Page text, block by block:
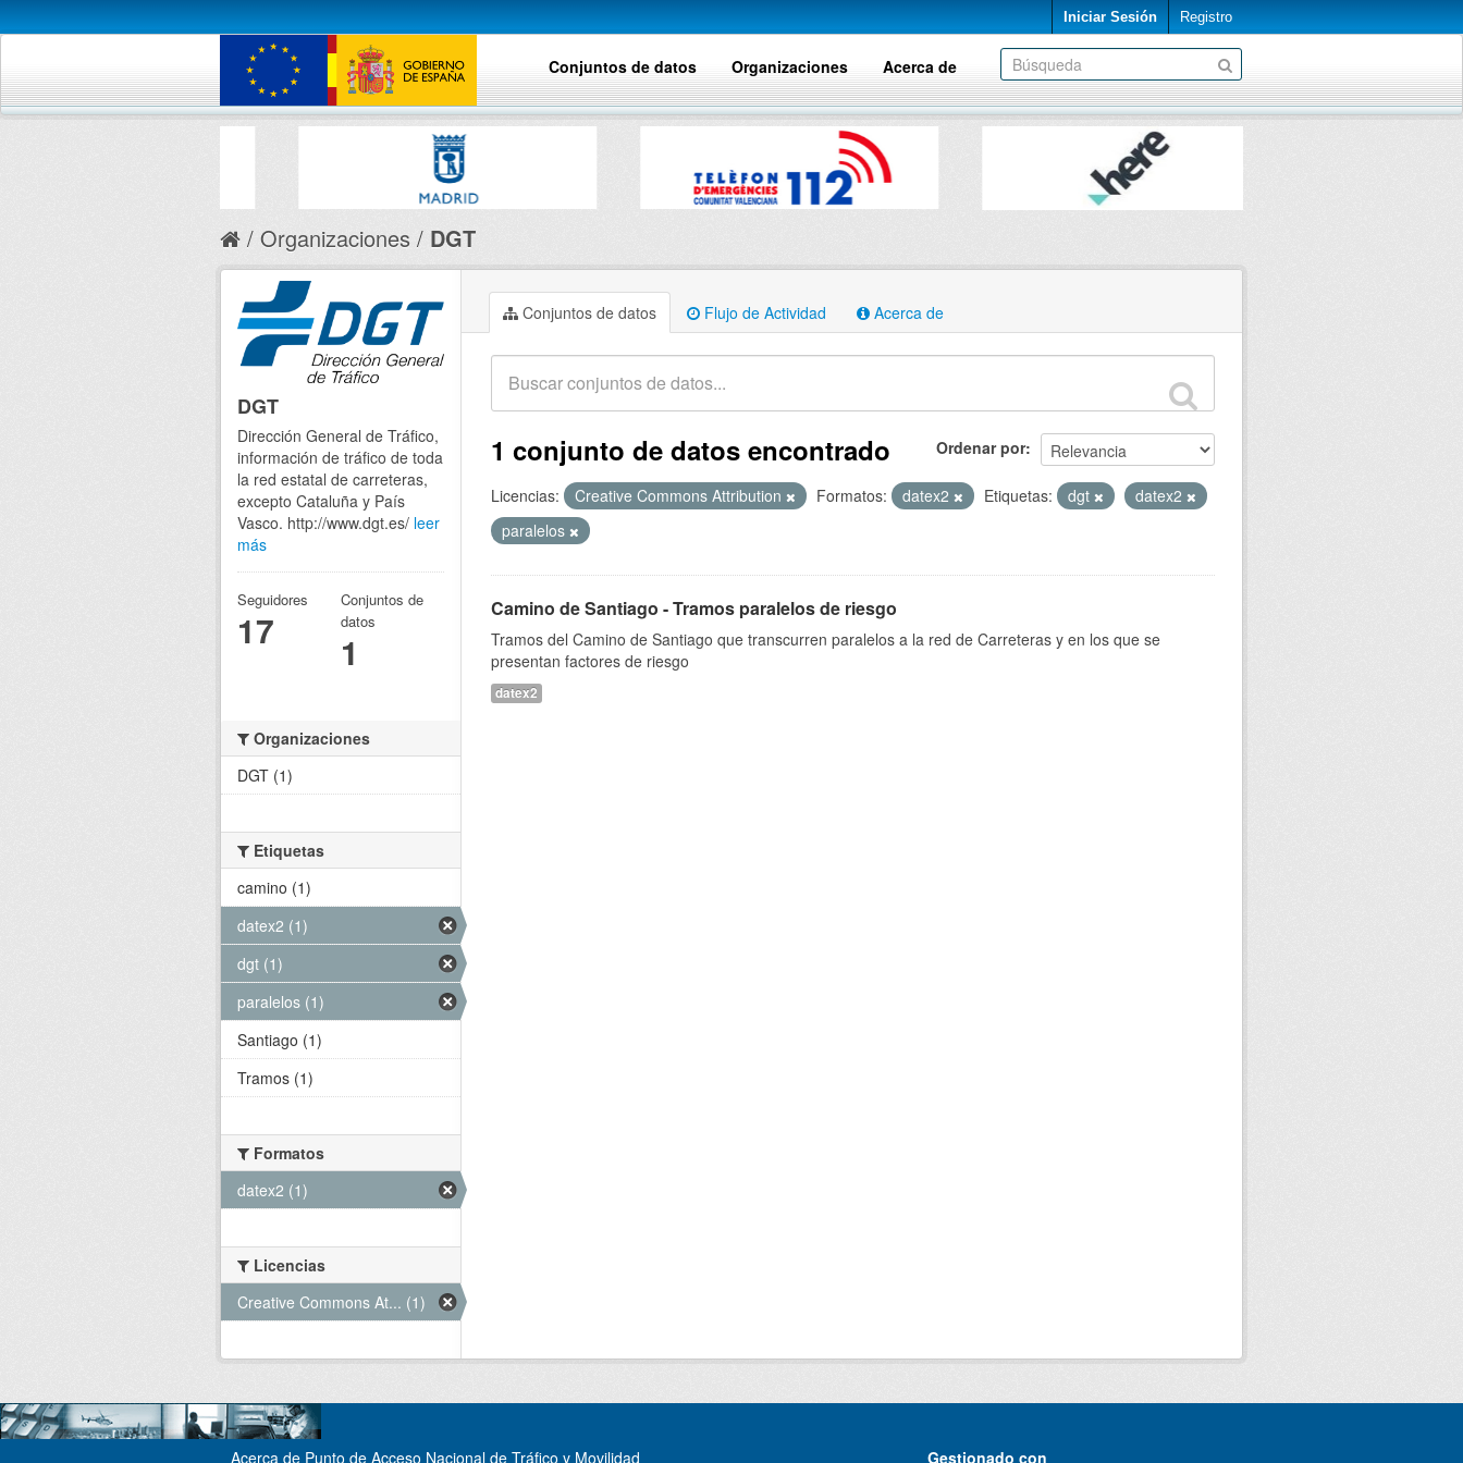
Iniciar Sesión Registro
Conjuntos de datos Organizaciones Acerca de
Organizaciones DGT
Conjuntos de datos Flujo de Actividad Acerca de
Ordenar por
1 conjunto de datos encontrado
Licencias: Creative Commons Attribution Formatos: datex2 Etiquetas: dgt
datex2
paralelos
Camino de Santiago - Tramos paralelos de riesgo
Tramos del Camino de Santiago que transcurren paralelos a la red de Carreteras y en los que se
presentan factores de riesgo
datex2
DGT
Dirección General de Tráfico,
información de tráfico de toda
la red estatal de carreteras,
excepto Cataluña y País
Vasco. http://www.dgt.es/ leer
más
Seguidores
17
Conjuntos de
datos
1
Organizaciones
DGT (1)
Etiquetas
camino (1)
datex2 (1)
dgt (1)
paralelos (1)
Santiago (1)
Tramos (1)
Formatos
datex2 (1)
Licencias
Creative Commons At... (1)
Acerca de Punto de Acceso Nacional de Tráfico y Movilidad Gestionado con